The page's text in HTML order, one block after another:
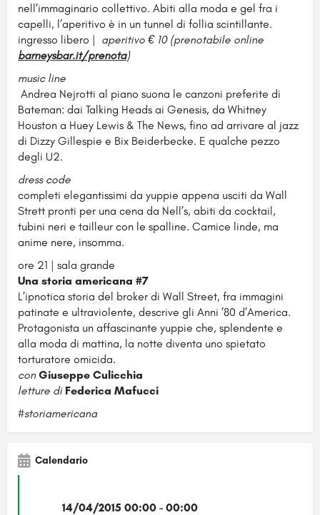
nell’immaginario collettivo. Abiti alla moda e gel fra i
capelli, l’aperitivo è in un tunnel di follia scintillante.
ingresso libero | aperitivo € 10 (prenotabile online
barneysbar.it/prenota)
music line
Andrea Nejrotti al piano suona le canzoni preferite di
Bateman: dai Talking Heads ai Genesis, da Whitney
Houston a Huey Lewis & The News, fino ad arrivare al jazz
di Dizzy Gillespie e Bix Beiderbecke. E qualche pezzo
degli U2.
dress code
completi elegantissimi da yuppie appena usciti da Wall
Strett pronti per una cena da Nell’s, abiti da cocktail,
tubini neri e tailleur con le spalline. Camice linde, ma
anime nere, insomma.
ore 21 | sala grande
Una storia americana #7
L’ipnotica storia del broker di Wall Street, fra immagini
patinate e ultraviolente, descrive gli Anni ’80 d’America.
Protagonista un affascinante yuppie che, splendente e
alla moda di mattina, la notte diventa uno spietato
torturatore omicida.
con Giuseppe Culicchia
letture di Federica Mafucci
#storiamericana
Calendario
14/04/2015 00:00 - 00:00